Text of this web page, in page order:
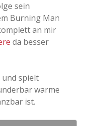
sein
Burning Man
an mir
da besser
und spielt
warme
ist.